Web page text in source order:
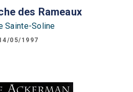
des Rameaux
Sainte-Soline
05/1997